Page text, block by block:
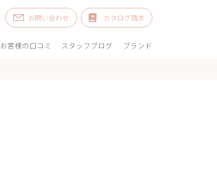
お問い合わせ カタログ請求
お客様の口コミ スタッフブログ ブランド